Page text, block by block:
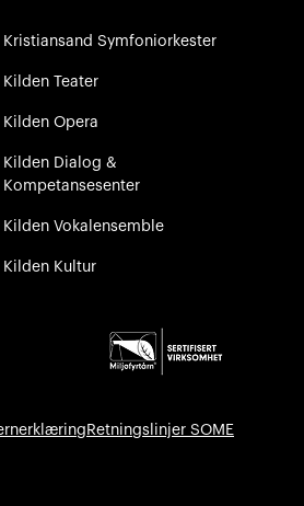
Kristiansand Symfoniorkester
Kilden Teater
Kilden Opera
Kilden Dialog &
Kompetansesenter
Kilden Vokalensemble
Kilden Kultur
Retningslinjer SOME